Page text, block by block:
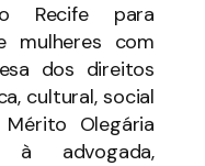
Recife para
mulheres com
dos direitos
cultural, social
Olegária
à advogada,